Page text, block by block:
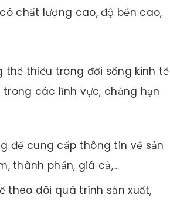
chất lượng cao, độ bền cao,
thiếu trong đời sống kinh tế
các lĩnh vực, chẳng hạn
để cung cấp thông tin về sản
thành phần, giá cả,…
theo dõi quá trình sản xuất,